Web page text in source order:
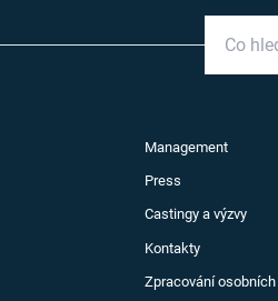
Management
Press
Castingy a výzvy
Kontakty
Zpracování